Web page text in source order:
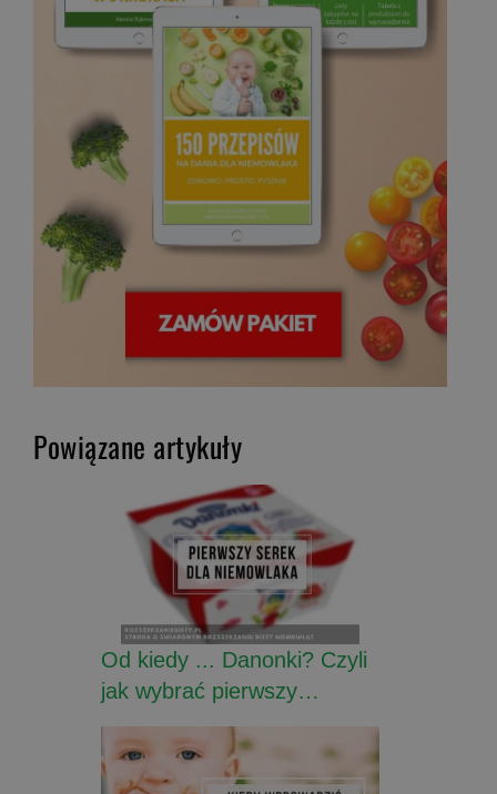
Powiązane artykuły
Od kiedy ... Danonki? Czyli
jak wybrać pierwszy…